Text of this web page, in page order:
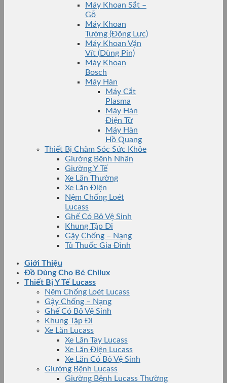
Máy Khoan Sắt –
Gỗ
Máy Khoan
Tường (Động Lực)
Máy Khoan Vặn
Vít (Dùng Pin)
Máy Khoan
Bosch
Máy Hàn
Máy Cắt
Plasma
Máy Hàn
Điện Tử
Máy Hàn
Hồ Quang
Thiết Bị Chăm Sóc Sức Khỏe
Giường Bệnh Nhân
Giường Y Tế
Xe Lăn Thường
Xe Lăn Điện
Nệm Chống Loét
Lucass
Ghế Có Bô Vệ Sinh
Khung Tập Đi
Gậy Chống – Nạng
Tủ Thuốc Gia Đình
Giới Thiệu
Đồ Dùng Cho Bé Chilux
Thiết Bị Y Tế Lucass
Nệm Chống Loét Lucass
Gậy Chống – Nạng
Ghế Có Bô Vệ Sinh
Khung Tập Đi
Xe Lăn Lucass
Xe Lăn Tay Lucass
Xe Lăn Điện Lucass
Xe Lăn Có Bô Vệ Sinh
Giường Bệnh Lucass
Giường Bệnh Lucass Thường